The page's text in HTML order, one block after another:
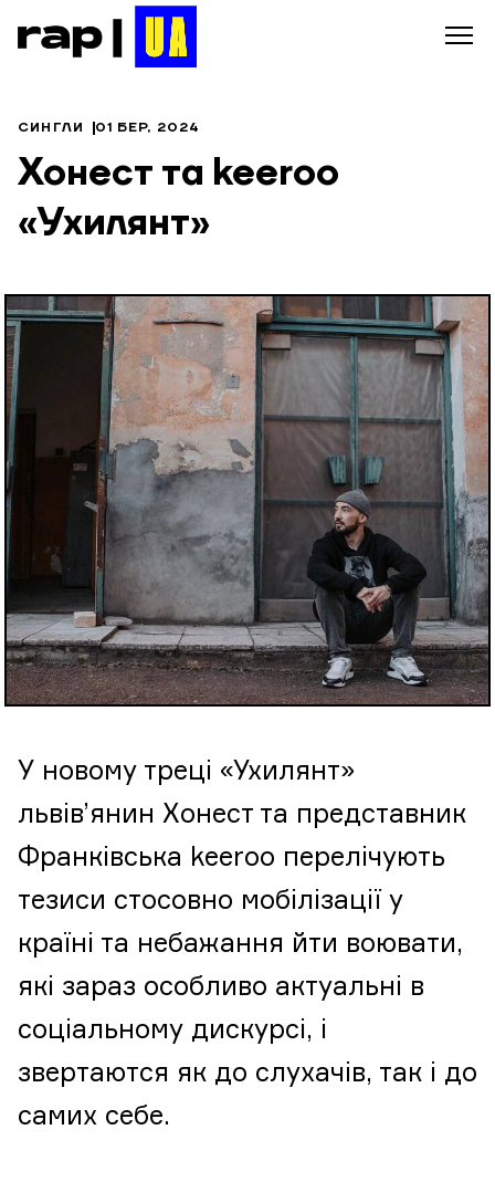
СИНГЛИ 01 БЕР, 2024
Хонест та keeroo
«Ухилянт»
У новому треці «Ухилянт»
львів’янин Хонест та представник
Франківська keeroo перелічують
тезиси стосовно мобілізації у
країні та небажання йти воювати,
які зараз особливо актуальні в
соціальному дискурсі, і
звертаются як до слухачів, так і до
самих себе.